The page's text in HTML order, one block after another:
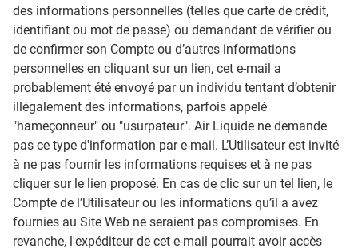
des informations personnelles (telles que carte de crédit,
identifiant ou mot de passe) ou demandant de vérifier ou
de confirmer son Compte ou d’autres informations
personnelles en cliquant sur un lien, cet e-mail a
probablement été envoyé par un individu tentant d’obtenir
illégalement des informations, parfois appelé
"hameçonneur" ou "usurpateur". Air Liquide ne demande
pas ce type d'information par e-mail. L’Utilisateur est invité
à ne pas fournir les informations requises et à ne pas
cliquer sur le lien proposé. En cas de clic sur un tel lien, le
Compte de l’Utilisateur ou les informations qu’il a avez
fournies au Site Web ne seraient pas compromises. En
revanche, l'expéditeur de cet e-mail pourrait avoir accès